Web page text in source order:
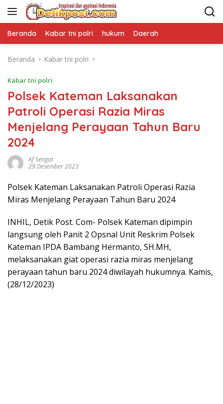
Langsung
Beranda Kabar tni polri hukum Daerah
Beranda Kabar tni polri
Kabar tni polri
Polsek Kateman Laksanakan
Patroli Operasi Razia Miras
Menjelang Perayaan Tahun Baru
2024
Af Sengat
29 Desember 2023
Polsek Kateman Laksanakan Patroli Operasi Razia
Miras Menjelang Perayaan Tahun Baru 2024
INHIL, Detik Post. Com- Polsek Kateman dipimpin
langsung oleh Panit 2 Opsnal Unit Reskrim Polsek
Kateman IPDA Bambang Hermanto, SH.MH,
melaksanakan giat operasi razia miras menjelang
perayaan tahun baru 2024 diwilayah hukumnya. Kamis,
(28/12/2023)